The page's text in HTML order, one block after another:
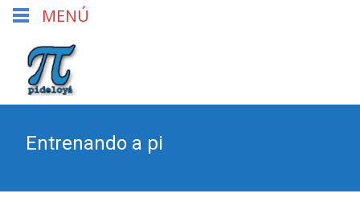
Entrenando a pi
MENÚ